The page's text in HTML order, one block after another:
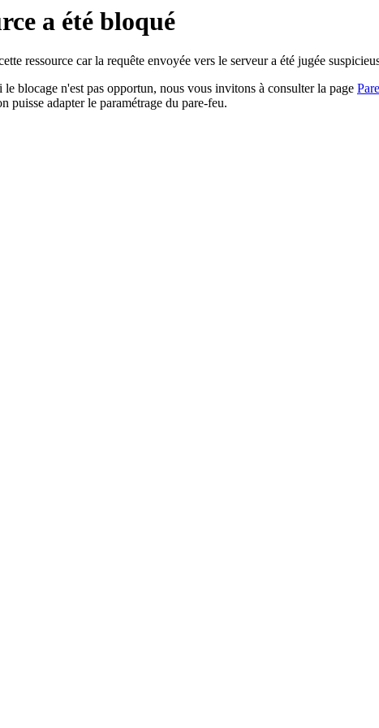
a été bloqué
ressource car la requête envoyée vers le serveur a été jugée
blocage n'est pas opportun, nous vous invitons à consulter la page
puisse adapter le paramétrage du pare-feu.